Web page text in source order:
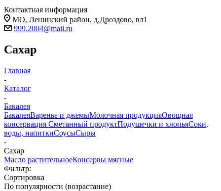
Контактная информация
МО, Ленинский район, д.Дроздово, вл1
999.2004@mail.ru
Сахар
Главная
-
Каталог
-
Бакалея
БакалеяВаренье и джемыМолочная продукцияОвощная
консервация Сметанный продуктПодушечки и хлопьяСоки,
воды, напиткиСоусыСыры
-
Сахар
Масло растительноеКонсервы мясные
Фильтр:
Сортировка
По популярности (возрастание)